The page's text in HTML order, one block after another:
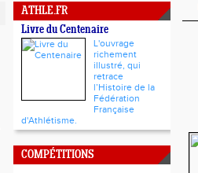
ATHLE.FR
Livre du Centenaire
L'ouvrage
richement
illustré, qui
retrace
l’Histoire de la
Fédération
Française
d'Athlétisme.
COMPÉTITIONS